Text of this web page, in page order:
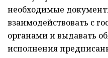
необходимые
взаимодействовать с
органами и выдавать
исполнения